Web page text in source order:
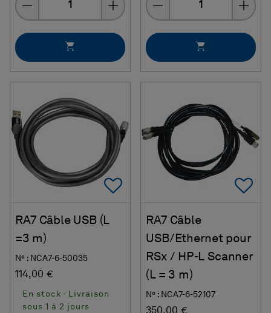
Add To Favorites
RA7 Câble USB (L
=3 m)
N° : NCA7-6-50035
114,00 €
En stock - Livraison
sous 1 à 2 jours
RA7 Câble
USB/Ethernet pour
RSx / HP-L Scanner
(L = 3 m)
N° : NCA7-6-52107